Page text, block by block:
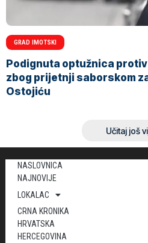
GRAD IMOTSKI
Podignuta optužnica
zbog prijetnji saborskom
Ostojiću
Učitaj još
NASLOVNICA
NAJNOVIJE
LOKALAC
CRNA KRONIKA
HRVATSKA
HERCEGOVINA